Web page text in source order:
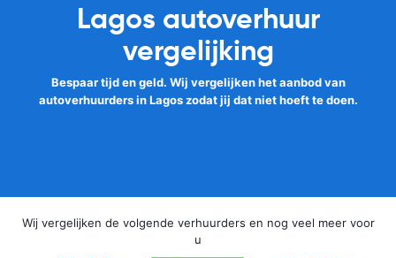
Lagos autoverhuur
vergelijking
Bespaar tijd en geld. Wij vergelijken het aanbod van
autoverhuurders in Lagos zodat jij dat niet hoeft te doen.
Wij vergelijken de volgende verhuurders en nog veel meer voor
u